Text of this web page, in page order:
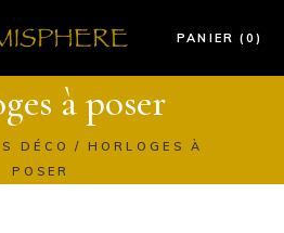
PANIER (0)
à poser
DÉCO
HORLOGES À
POSER